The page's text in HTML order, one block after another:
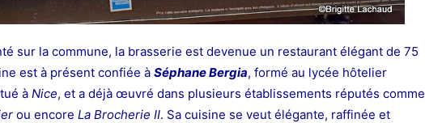
sur la commune, la brasserie est devenue un restaurant élégant de 75
est à présent confiée à Séphane Bergia, formé au lycée hôtelier
à Nice, et a déjà œuvré dans plusieurs établissements réputés comme
ou encore La Brocherie II. Sa cuisine se veut élégante, raffinée et